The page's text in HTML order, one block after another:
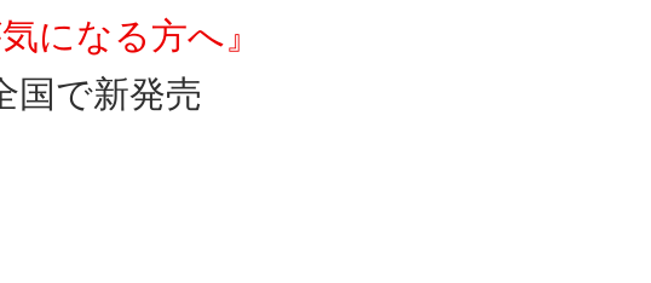
になる方へ』
国で新発売